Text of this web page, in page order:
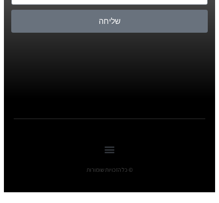
שליחה
© כל הזכויות שומורות